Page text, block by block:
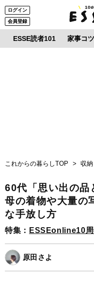
ログイン
会員登録
ESSE読者101 家事コツ
これからの暮らしTOP 収納
60代「思い出の品
母の着物や大量の
な手放し方
特集： ESSEonline10周
原田さよ